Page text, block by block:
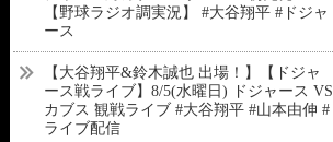
【野球ラジオ調実況】 #大谷翔平 #ドジャ
ース
【大谷翔平&鈴木誠也 出場！】【ドジャ
ース戦ライブ】8/5(水曜日) ドジャース VS
カブス 観戦ライブ #大谷翔平 #山本由伸 #
ライブ配信